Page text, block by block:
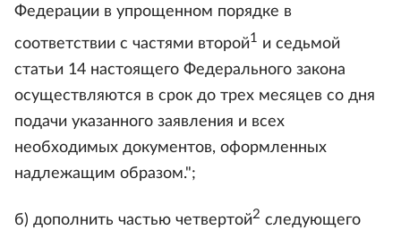
Федерации в упрощенном порядке в
соответствии с частями второй1 и седьмой
статьи 14 настоящего Федерального закона
осуществляются в срок до трех месяцев со дня
подачи указанного заявления и всех
необходимых документов, оформленных
надлежащим образом.";
б) дополнить частью четвертой2 следующего